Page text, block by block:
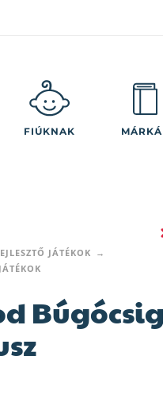
FIÚKNAK
JÁTÉKOK